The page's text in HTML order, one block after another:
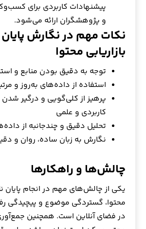
پیشنهادات کاربردی برای
و پژوهشگران ارائه می‌شود.
نکات مهم در نگارش پایان
بازاریابی محتوا
توجه به دقیق بودن منابع و
استفاده از داده‌های به‌روز و
پرهیز از کلی‌گویی و درگیر شدن
کاربردی و علمی
تحلیل دقیق و چندجانبه از
نگارش به زبان ساده، روان و
چالش‌ها و راهکارها
یکی از چالش‌های مهم در انجام پایان
محتوا، گستردگی موضوع و پیچیدگی
در فضای آنلاین است. همچنین